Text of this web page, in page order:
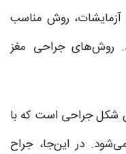
روش مناسب
روش‌های جراحی مغز
شکل جراحی است که با
در این‌جا، جراح